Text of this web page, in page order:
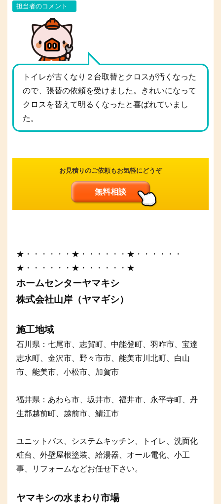
担当者のコメント
トイレが古くなり２台取替とクロスが汚くなった
ので、張替の依頼を受けました。きれいになって
クロスを替えて明るくなったと喜ばれていまし
た。
お見積りのご依頼もお気軽にどうぞ
無料相談
★・・・・・・★・・・・・・★・・・・・・
★・・・・・・★・・・・・・★
ホームセンターヤマキシ
株式会社山岸（ヤマギシ）
施工地域
石川県：七尾市、志賀町、中能登町、羽咋市、宝達
志水町、金沢市、野々市市、能美市川北町、白山
市、能美市、小松市、加賀市
福井県：あわら市、坂井市、福井市、永平寺町、丹
生郡越前町、越前市、鯖江市
ユニットバス、システムキッチン、トイレ、洗面化
粧台、外壁屋根塗装、給湯器、オール電化、小工
事、リフォームなどお任せ下さい。
ヤマキシの水まわり市場